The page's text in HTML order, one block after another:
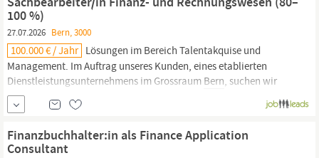
100 %)
27.07.2026 Bern, 3000
100.000 € / Jahr Lösungen im Bereich Talentakquise und
Management. Im Auftrag unseres Kunden, eines etablierten
Dienstleistungsunternehmens im Grossraum Bern, suchen wir
eine zuverlässige und fachlich versierte Persönlichkeit für eine
vielseitige Tätigkeit im
Finanzbuchhalter:in als Finance Application
Consultant